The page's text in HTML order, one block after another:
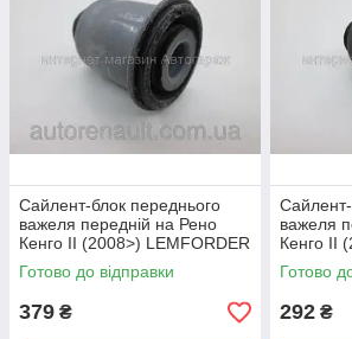
Сайлент-блок переднього
важеля передній на Рено
Кенго II (2008>) LEMFORDER
(Німеччина) - 3199001
Готово до відправки
379 ₴
важеля
Кенго II
Готово
292 ₴